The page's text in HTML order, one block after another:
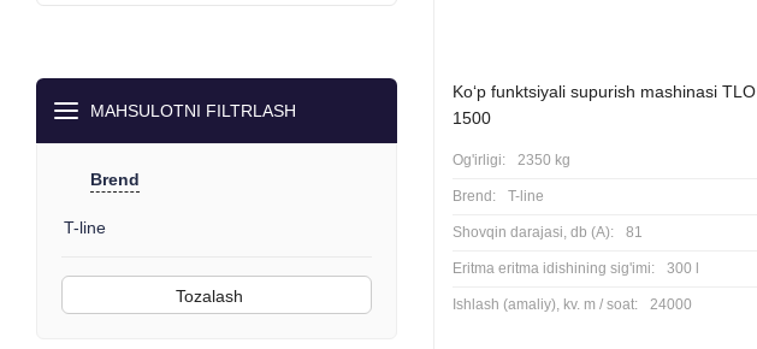
MAHSULOTNI FILTRLASH
Brend
T-line
Tozalash
Ko‘p funktsiyali supurish mashinasi TLO
1500
Og'irligi: 2350 kg
Brend: T-line
Shovqin darajasi, db (A): 81
Eritma eritma idishining sig'imi: 300 l
Ishlash (amaliy), kv. m / soat: 24000